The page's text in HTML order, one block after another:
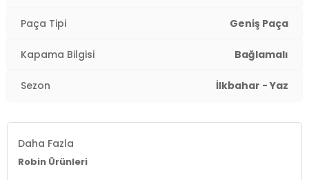
Bel:Yüksek Bel
Boy:Standart
Paça Tipi:
60 cm / Kalça : 90 cm / Beden : Onesize
Yaş Grubu:Yetişkin
Paça Tipi Geniş Paça
Kapama Bilgisi Bağlamalı
Sezon İlkbahar - Yaz
Daha Fazla
Robin Ürünleri